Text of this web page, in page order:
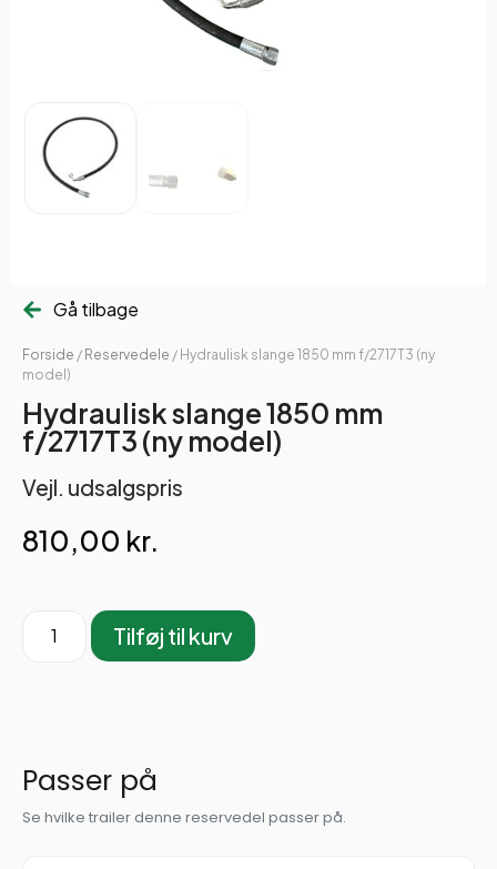
Gå tilbage
Forside / Reservedele / Hydraulisk slange 1850 mm f/2717T3 (ny
model)
Hydraulisk slange 1850 mm
f/2717T3 (ny model)
Vejl. udsalgspris
810,00 kr.
Tilføj til kurv
Passer på
Se hvilke trailer denne reservedel passer på.